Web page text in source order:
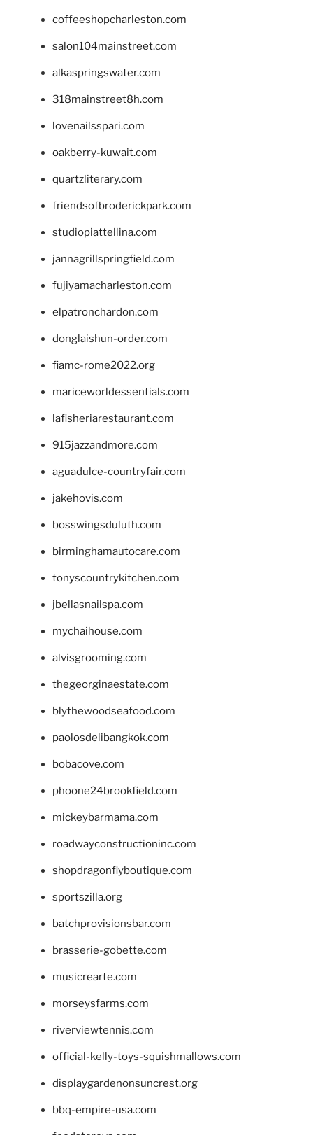
coffeeshopcharleston.com
salon104mainstreet.com
alkaspringswater.com
318mainstreet8h.com
lovenailsspari.com
oakberry-kuwait.com
quartzliterary.com
friendsofbroderickpark.com
studiopiattellina.com
jannagrillspringfield.com
fujiyamacharleston.com
elpatronchardon.com
donglaishun-order.com
fiamc-rome2022.org
mariceworldessentials.com
lafisheriarestaurant.com
915jazzandmore.com
aguadulce-countryfair.com
jakehovis.com
bosswingsduluth.com
birminghamautocare.com
tonyscountrykitchen.com
jbellasnailspa.com
mychaihouse.com
alvisgrooming.com
thegeorginaestate.com
blythewoodseafood.com
paolosdelibangkok.com
bobacove.com
phoone24brookfield.com
mickeybarmama.com
roadwayconstructioninc.com
shopdragonflyboutique.com
sportszilla.org
batchprovisionsbar.com
brasserie-gobette.com
musicrearte.com
morseysfarms.com
riverviewtennis.com
official-kelly-toys-squishmallows.com
displaygardenonsuncrest.org
bbq-empire-usa.com